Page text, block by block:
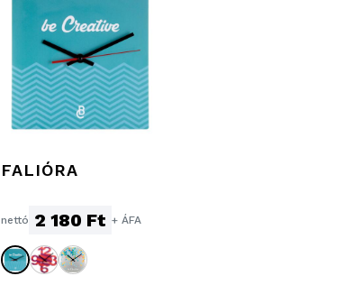
FALIÓRA
nettó 2 180 Ft + ÁFA